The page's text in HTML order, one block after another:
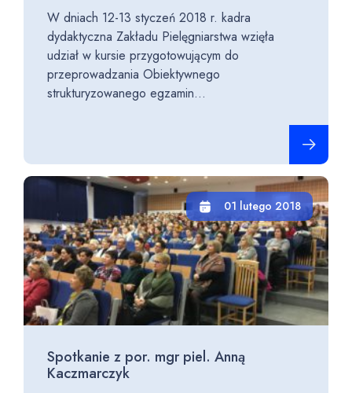
W dniach 12-13 styczeń 2018 r. kadra
dydaktyczna Zakładu Pielęgniarstwa wzięła
udział w kursie przygotowującym do
przeprowadzania Obiektywnego
strukturyzowanego egzamin...
01 lutego 2018
Spotkanie z por. mgr piel. Anną
Kaczmarczyk